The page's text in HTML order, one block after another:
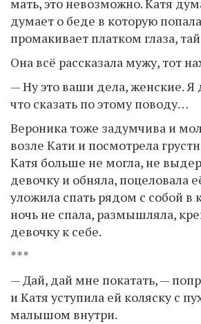
мать, это невозможно. Катя
думает о беде в которую
промакивает платком глаза,
Она всё рассказала мужу, тот
— Ну это ваши дела, женские. Я
что сказать по этому поводу…
Вероника тоже задумчива и
возле Кати и посмотрела
Катя больше не могла, не
девочку и обняла, поцеловала
уложила спать рядом с собой в
ночь не спала, размышляла,
девочку к себе.
***
— Дай, дай мне покатать, —
и Катя уступила ей коляску с
малышом внутри.